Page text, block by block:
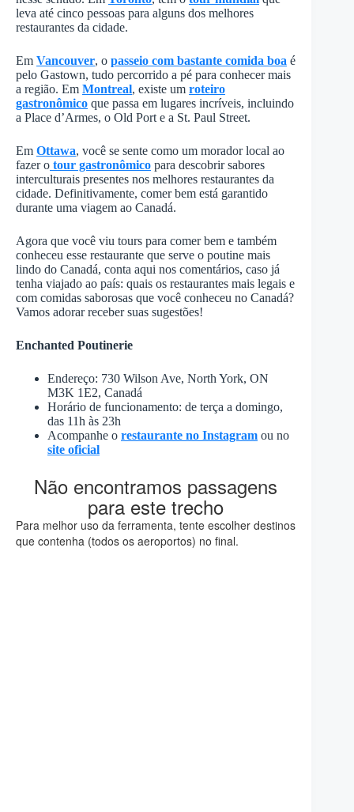
leva até cinco pessoas para alguns dos melhores
restaurantes da cidade.
Em Vancouver, o passeio com bastante comida boa é
pelo Gastown, tudo percorrido a pé para conhecer mais
a região. Em Montreal, existe um roteiro
gastronômico que passa em lugares incríveis, incluindo
a Place d’Armes, o Old Port e a St. Paul Street.
Em Ottawa, você se sente como um morador local ao
fazer o tour gastronômico para descobrir sabores
interculturais presentes nos melhores restaurantes da
cidade. Definitivamente, comer bem está garantido
durante uma viagem ao Canadá.
Agora que você viu tours para comer bem e também
conheceu esse restaurante que serve o poutine mais
lindo do Canadá, conta aqui nos comentários, caso já
tenha viajado ao país: quais os restaurantes mais legais e
com comidas saborosas que você conheceu no Canadá?
Vamos adorar receber suas sugestões!
Enchanted Poutinerie
Endereço: 730 Wilson Ave, North York, ON
M3K 1E2, Canadá
Horário de funcionamento: de terça a domingo,
das 11h às 23h
Acompanhe o restaurante no Instagram ou no
site oficial